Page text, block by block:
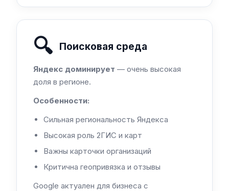
🔍 Поисковая среда
Яндекс доминирует — очень высокая
доля в регионе.
Особенности:
Сильная региональность Яндекса
Высокая роль 2ГИС и карт
Важны карточки организаций
Критична геопривязка и отзывы
Google актуален для бизнеса с